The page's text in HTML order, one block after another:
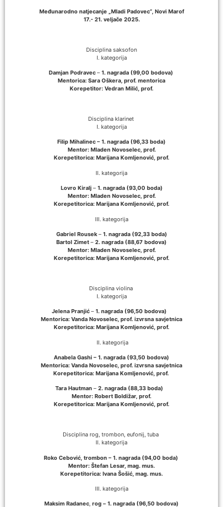
Međunarodno natjecanje „Mladi Padovec“, Novi Marof
17.- 21. veljače 2025.
Disciplina saksofon
I. kategorija
Damjan Podravec– 1. nagrada (99,00 bodova)
Mentorica: Sara Oškera, prof. mentorica
Korepetitor: Vedran Milić, prof.
Disciplina klarinet
I. kategorija
Filip Mihalinec – 1. nagrada (96,33 boda)
Mentor: Mladen Novoselec, prof.
Korepetitorica: Marijana Komljenović, prof.
II. kategorija
Lovro Kiralj– 1. nagrada (93,00 boda)
Mentor: Mladen Novoselec, prof.
Korepetitorica: Marijana Komljenović, prof.
III. kategorija
Gabriel Rousek– 1. nagrada (92,33 boda)
Bartol Zimet – 2. nagrada (88,67 bodova)
Mentor: Mladen Novoselec, prof.
Korepetitorica: Marijana Komljenović, prof.
Disciplina violina
I. kategorija
Jelena Pranjić – 1. nagrada (96,50 bodova)
Mentorica: Vanda Novoselec, prof. izvrsna savjetnica
Korepetitorica: Marijana Komljenović, prof.
II. kategorija
Anabela Gashi – 1. nagrada (93,50 bodova)
Mentorica: Vanda Novoselec, prof. izvrsna savjetnica
Korepetitorica: Marijana Komljenović, prof.
Tara Hautman – 2. nagrada (88,33 boda)
Mentor: Robert Boldižar, prof.
Korepetitorica: Marijana Komljenović, prof.
Disciplina rog, trombon, eufonij, tuba
II. kategorija
Roko Cebović, trombon – 1. nagrada (94,00 boda)
Mentor: Štefan Lesar, mag. mus.
Korepetitorica: Ivana Šošić, mag. mus.
III. kategorija
Maksim Radanec, rog – 1. nagrada (96,50 bodova)